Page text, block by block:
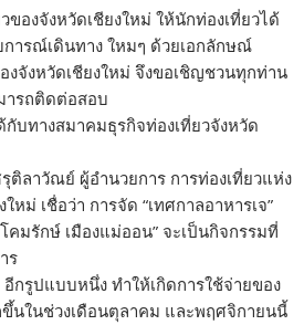
ของจังหวัดเชียงใหม่ ให้นักท่องเที่ยวได้
การณ์เดินทาง ใหมๆ ด้วยเอกลักษณ์
งจังหวัดเชียงใหม่ จึงขอเชิญชวนทุกท่าน
ารถติดต่อสอบ
กับทางสมาคมธุรกิจท่องเที่ยวจังหวัด
ติลาวัณย์ ผู้อำนวยการ การท่องเที่ยวแห่ง
หม่ เชื่อว่า การจัด “เทศกาลอาหารเจ”
คมรักษ์ เมืองแม่ออน” จะเป็นกิจกรรมที่
ร
อีกรูปแบบหนึ่ง ทำให้เกิดการใช้จ่ายของ
นในช่วงเดือนตุลาคม และพฤศจิกายนนี้